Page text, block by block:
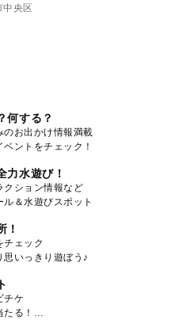
中央区
何する？
のお出かけ情報満載
ントをチェック！
力水遊び！
クション情報など
＆水遊びスポット
！
チェック
思いっきり遊ぼう♪
チケ
る！